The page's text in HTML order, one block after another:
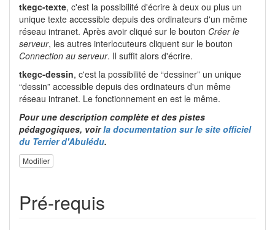
tkegc-texte, c'est la possibilité d'écrire à deux ou plus un
unique texte accessible depuis des ordinateurs d'un même
réseau intranet. Après avoir cliqué sur le bouton Créer le
serveur, les autres interlocuteurs cliquent sur le bouton
Connection au serveur. Il suffit alors d'écrire.
tkegc-dessin, c'est la possibilité de “dessiner” un unique
“dessin” accessible depuis des ordinateurs d'un même
réseau intranet. Le fonctionnement en est le même.
Pour une description complète et des pistes
pédagogiques, voirla documentation sur le site officiel
du Terrier d'Abulédu.
Modifier
Pré-requis